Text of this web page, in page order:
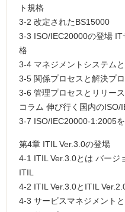
ト規格
3-2 改定されたBS15000
3-3 ISO/IEC20000の登場
格
3-4 マネジメントシステム
3-5 関係プロセスと解決プ
3-6 管理プロセスとリリー
コラム 伸び行く国内のISO/
3-7 ISO/IEC20000-1:2005
第4章 ITIL Ver.3.0の登場
4-1 ITIL Ver.3.0とは バージ
ITIL
4-2 ITIL Ver.3.0とITIL
4-3 サービスマネジメント